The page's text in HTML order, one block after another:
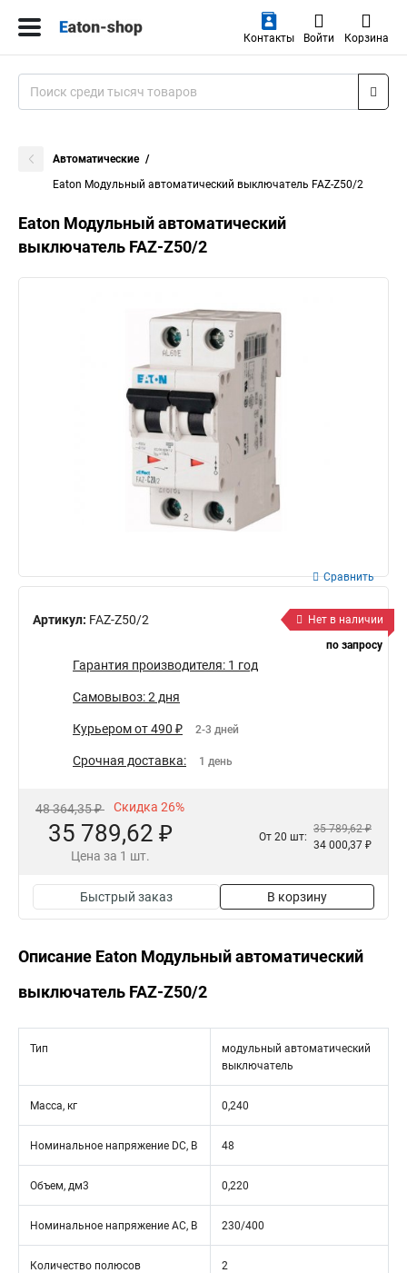
Контакты Войти Корзина
Автоматические
Eaton Модульный автоматический выключатель FAZ-Z50/2
Eaton Модульный автоматический
выключатель FAZ-Z50/2
Артикул: FAZ-Z50/2
Сравнить
Нет в наличии
по запросу
Гарантия производителя: 1 год
Самовывоз: 2 дня
Курьером от 490 ₽ 2-3 дней
Срочная доставка: 1 день
48 364,35 ₽ Скидка 26%
35 789,62 ₽
Цена за 1 шт.
От 20 шт:
35 789,62 ₽
34 000,37 ₽
Быстрый заказ В корзину
Описание Eaton Модульный автоматический
выключатель FAZ-Z50/2
Тип
модульный автоматический
выключатель
Масса, кг 0,240
Номинальное напряжение DC, В 48
Объем, дм3 0,220
Номинальное напряжение АС, В 230/400
Количество полюсов 2